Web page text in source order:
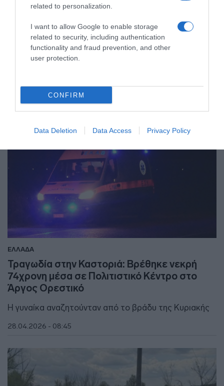
related to personalization.
I want to allow Google to enable storage
related to security, including authentication
functionality and fraud prevention, and other
user protection.
CONFIRM
Data Deletion Data Access Privacy Policy
Καστοριά: Τραυματίστηκε 15χρονος από
έκρηξη σε σπίτι
Μεταφέρθηκε στο νοσοκομείο
ΕΛΛΑΔΑ
Τραγωδία στην Καστοριά: Βρέθηκε νεκρή
74χρονη μέσα σε Πολιτιστικό Κέντρο στο
Άργος Ορεστικό
Η γυναίκα αναζητούνταν από το βράδυ της Κυριακής
28.04.2026 - 08:45